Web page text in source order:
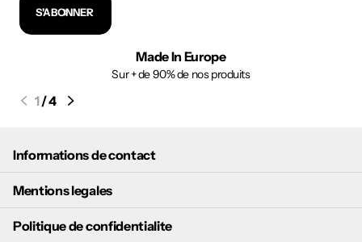
S'ABONNER
Made In Europe
Sur + de 90% de nos produits
1/4
Informations de contact
Mentions legales
Politique de confidentialite